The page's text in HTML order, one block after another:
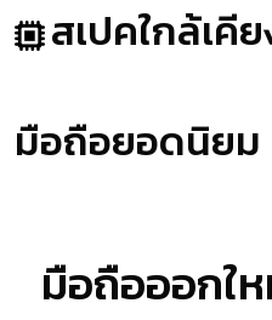
สเปคใกล้เคี
มือถือยอดนิยม
มือถือออกใ